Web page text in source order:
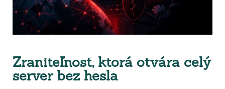
Zraniteľnosť, ktorá otvára celý
server bez hesla